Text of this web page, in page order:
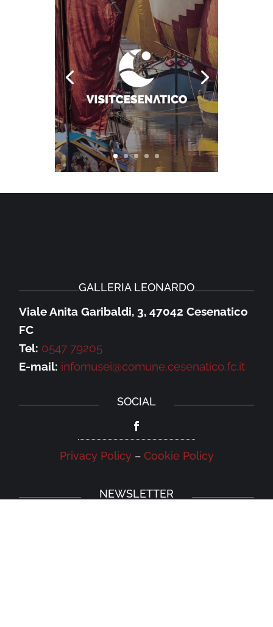
GALLERIA LEONARDO
Viale Anita Garibaldi, 3, 47042 Cesenatico
FC
Tel: 0547 79205
E-mail: infomusei@comune.cesenatico.fc.it
SOCIAL
Privacy Policy– Cookie Policy
NEWSLETTER